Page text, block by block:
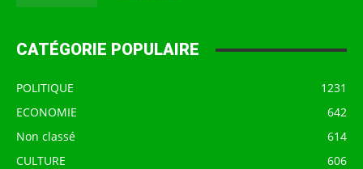
CATÉGORIE POPULAIRE
POLITIQUE
1231
ECONOMIE
642
Non classé
614
CULTURE
606